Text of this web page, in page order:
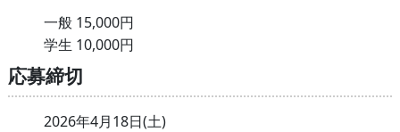
一般 15,000円
学生 10,000円
応募締切
2026年4月18日(土)